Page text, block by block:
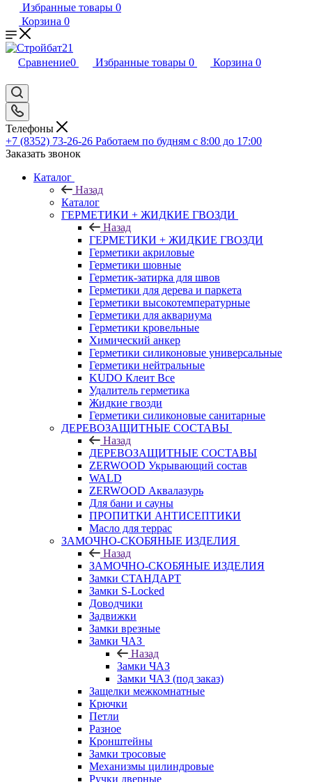
Избранные товары 0
Корзина 0
Сравнение0 Избранные товары 0 Корзина 0
Телефоны
+7 (8352) 73-26-26 Работаем по будням с 8:00 до 17:00
Заказать звонок
Каталог
Назад
Каталог
ГЕРМЕТИКИ + ЖИДКИЕ ГВОЗДИ
Назад
ГЕРМЕТИКИ + ЖИДКИЕ ГВОЗДИ
Герметики акриловые
Герметики шовные
Герметик-затирка для швов
Герметики для дерева и паркета
Герметики высокотемпературные
Герметики для аквариума
Герметики кровельные
Химический анкер
Герметики силиконовые универсальные
Герметики нейтральные
KUDO Клеит Все
Удалитель герметика
Жидкие гвозди
Герметики силиконовые санитарные
ДЕРЕВОЗАЩИТНЫЕ СОСТАВЫ
Назад
ДЕРЕВОЗАЩИТНЫЕ СОСТАВЫ
ZERWOOD Укрывающий состав
WALD
ZERWOOD Аквалазурь
Для бани и сауны
ПРОПИТКИ АНТИСЕПТИКИ
Масло для террас
ЗАМОЧНО-СКОБЯНЫЕ ИЗДЕЛИЯ
Назад
ЗАМОЧНО-СКОБЯНЫЕ ИЗДЕЛИЯ
Замки СТАНДАРТ
Замки S-Locked
Доводчики
Задвижки
Замки врезные
Замки ЧАЗ
Назад
Замки ЧАЗ
Замки ЧАЗ (под заказ)
Защелки межкомнатные
Крючки
Петли
Разное
Кронштейны
Замки тросовые
Механизмы цилиндровые
Ручки дверные